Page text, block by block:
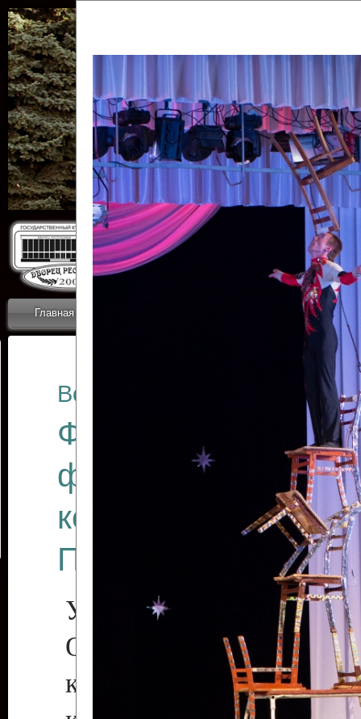
Главная Новости
ОТЧЕТЫ ГКЦ
Все отчеты
Финал
фестиваля
коллективов
Приднестровского
Участники фестиваля:
Образцовый
коллектив